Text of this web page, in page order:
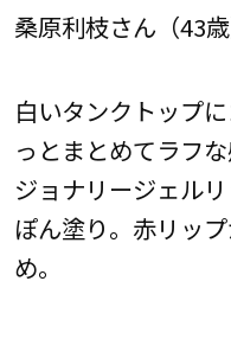
桑原利枝さん（43
白いタンクトップ
っとまとめてラフ
ジョナリージェル
ぽん塗り。赤リッ
め。